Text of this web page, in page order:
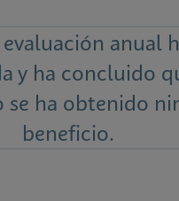
anual
y ha concluido
se ha obtenido
beneficio.